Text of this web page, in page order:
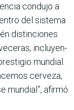
condujo a
del sistema
distinciones
incluyen­
mundial.
cerveza,
mundial”, afirmó.